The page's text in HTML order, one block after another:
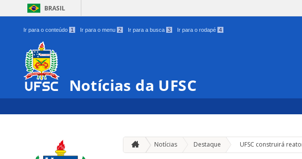
BRASIL
Ir para o conteúdo 1 Ir para o menu 2 Ir para a busca 3 Ir para o rodapé 4
Notícias da UFSC
Notícias Destaque » UFSC construirá